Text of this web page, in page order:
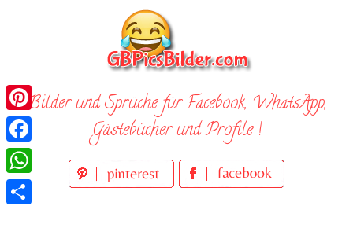
Bilder und Sprüche für Facebook, WhatsApp,
Gästebücher und Profile !
Pinterest
Facebook
WhatsApp